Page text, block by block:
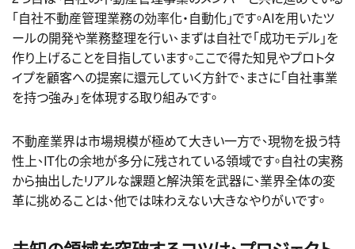
「自社不動産管理業務の効率化・自動化」です。AIを用いたツ
ールの開発や業務整理を行い、まずは自社で「成功モデル」を
作り上げることを目指しています。ここで得た知見やプロトタ
イプを顧客への提案に還元していく方針で、まさに「自社事業
を持つ強み」を体現する取り組みです。
不動産業界は市場規模が極めて大きい一方で、現物を扱う特
性上、IT化の余地が多分に残されている領域です。自社の実務
から抽出したリアルな課題と解決策を武器に、業界全体の変
革に挑めることは、他では味わえない大きなやりがいです。